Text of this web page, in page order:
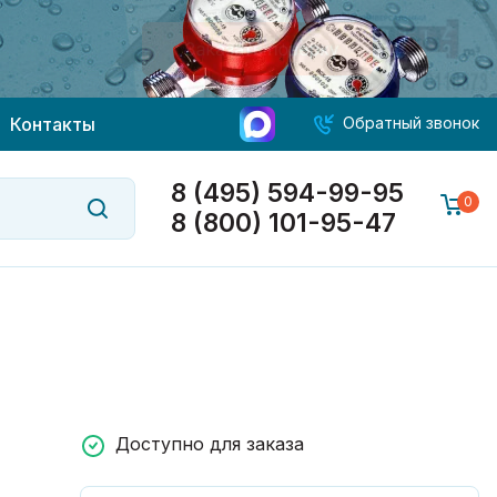
Контакты Обратный звонок
8 (495) 594-99-95
8 (800) 101-95-47
0
Доступно для заказа